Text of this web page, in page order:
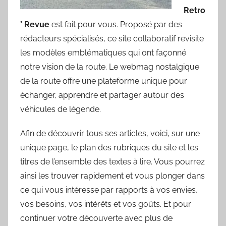
Retro
’ Revue est fait pour vous. Proposé par des
rédacteurs spécialisés, ce site collaboratif revisite
les modèles emblématiques qui ont façonné
notre vision de la route. Le webmag nostalgique
de la route offre une plateforme unique pour
échanger, apprendre et partager autour des
véhicules de légende.
Afin de découvrir tous ses articles, voici, sur une
unique page, le plan des rubriques du site et les
titres de l’ensemble des textes à lire. Vous pourrez
ainsi les trouver rapidement et vous plonger dans
ce qui vous intéresse par rapports à vos envies,
vos besoins, vos intérêts et vos goûts. Et pour
continuer votre découverte avec plus de